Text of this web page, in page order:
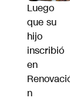
Luego
que su
hijo
inscribió
en
n